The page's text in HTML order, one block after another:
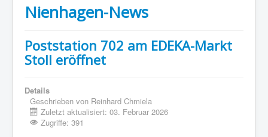
Nienhagen-News
Poststation 702 am EDEKA-Markt
Stoll eröffnet
Details
Geschrieben von Reinhard Chmiela
Zuletzt aktualisiert: 03. Februar 2026
Zugriffe: 391